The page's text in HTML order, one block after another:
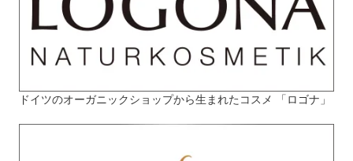
ドイツのオーガニックショップから生まれたコスメ 「ロゴナ」